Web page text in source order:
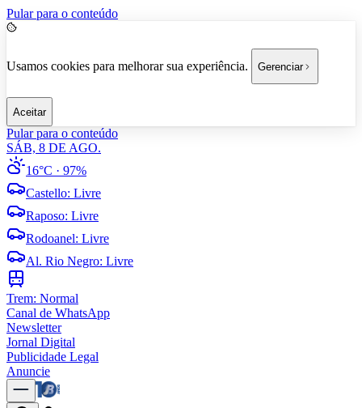
Pular para o conteúdo
Usamos cookies para melhorar sua experiência. Gerenciar
Aceitar
Pular para o conteúdo
SÁB, 8 DE AGO.
16°C · 97%
Castello: Livre
Raposo: Livre
Rodoanel: Livre
Al. Rio Negro: Livre
Trem: Normal
Canal de WhatsApp
Newsletter
Jornal Digital
Publicidade Legal
Anuncie